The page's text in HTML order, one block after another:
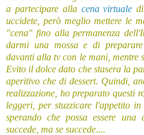
a partecipare alla cena virtuale di
uccidete, però meglio mettere le
"cena" fino alla permanenza
darmi una mossa e di
davanti alla tv con le mani, mentre
Evito il dolce dato che stasera la
aperitivo che di dessert. Quindi,
realizzazione, ho preparato questi
leggeri, per stuzzicare l'appetito
sperando che possa essere una
succede, ma se succede....